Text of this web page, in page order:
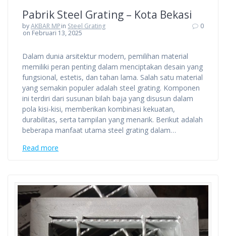
Pabrik Steel Grating – Kota Bekasi
byAKBAR MPin Steel Grating
on Februari 13, 2025
0
Dalam dunia arsitektur modern, pemilihan material
memiliki peran penting dalam menciptakan desain yang
fungsional, estetis, dan tahan lama. Salah satu material
yang semakin populer adalah steel grating. Komponen
ini terdiri dari susunan bilah baja yang disusun dalam
pola kisi-kisi, memberikan kombinasi kekuatan,
durabilitas, serta tampilan yang menarik. Berikut adalah
beberapa manfaat utama steel grating dalam…
Read more